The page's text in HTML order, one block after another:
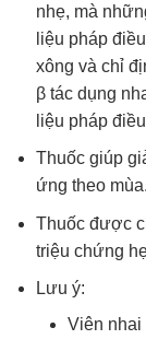
nhẹ, mà
liệu pháp
xông và chỉ
β tác dụng
liệu pháp
Thuốc giúp
ứng theo mùa.
Thuốc được
triệu chứng
Lưu ý:
Viên nhai